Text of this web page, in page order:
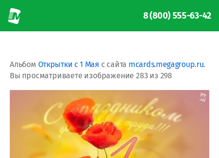
8 (800) 555-63-42
Альбом Открытки с 1 Мая с сайта mcards.megagroup.ru.
Вы просматриваете изображение 283 из 298